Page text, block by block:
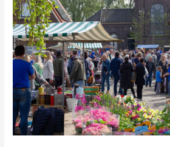
Rommelmarkt
voor
Food
For
LiFe
Malawi